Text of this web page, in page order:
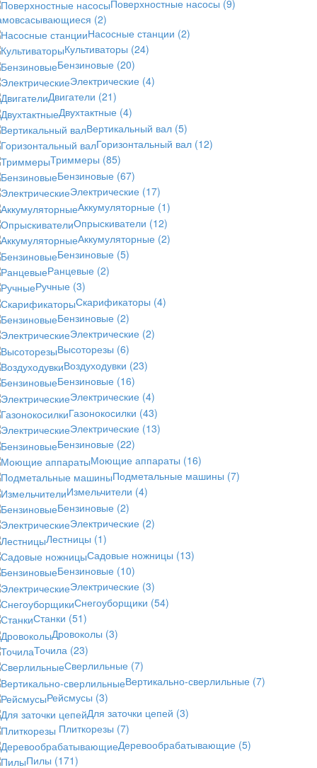
Поверхностные насосы (9)
(2)
Насосные станции (2)
Культиваторы (24)
Бензиновые (20)
Электрические (4)
Двигатели (21)
Двухтактные (4)
Вертикальный вал (5)
Горизонтальный вал (12)
Триммеры (85)
Бензиновые (67)
Электрические (17)
Аккумуляторные (1)
Опрыскиватели (12)
Аккумуляторные (2)
Бензиновые (5)
Ранцевые (2)
Ручные (3)
Скарификаторы (4)
Бензиновые (2)
Электрические (2)
Высоторезы (6)
Воздуходувки (23)
Бензиновые (16)
Электрические (4)
Газонокосилки (43)
Электрические (13)
Бензиновые (22)
Моющие аппараты (16)
Подметальные машины (7)
Измельчители (4)
Бензиновые (2)
Электрические (2)
Лестницы (1)
Садовые ножницы (13)
Бензиновые (10)
Электрические (3)
Снегоуборщики (54)
Станки (51)
Дровоколы (3)
Точила (23)
Сверлильные (7)
Вертикально-сверлильные (7)
Рейсмусы (3)
Для заточки цепей (3)
Плиткорезы (7)
Деревообрабатывающие (5)
Пилы (171)